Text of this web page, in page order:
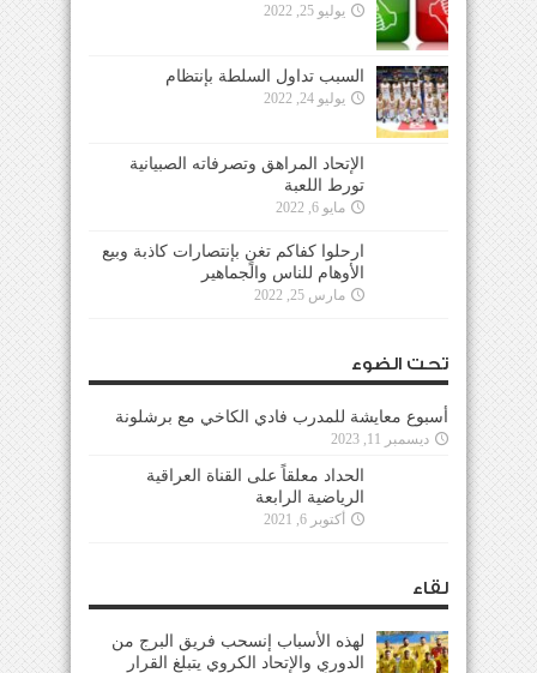
يوليو 25, 2022
السبب تداول السلطة بإنتظام
يوليو 24, 2022
الإتحاد المراهق وتصرفاته الصبيانية
تورط اللعبة
مايو 6, 2022
ارحلوا كفاكم تغنٍ بإنتصارات كاذبة وبيع
الأوهام للناس والجماهير
مارس 25, 2022
تحت الضوء
أسبوع معايشة للمدرب فادي الكاخي مع برشلونة
ديسمبر 11, 2023
الحداد معلقاً على القناة العراقية
الرياضية الرابعة
أكتوبر 6, 2021
لقاء
لهذه الأسباب إنسحب فريق البرج من
الدوري والإتحاد الكروي يتبلغ القرار